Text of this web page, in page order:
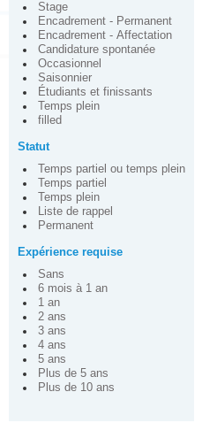
Stage
Encadrement - Permanent
Encadrement - Affectation
Candidature spontanée
Occasionnel
Saisonnier
Étudiants et finissants
Temps plein
filled
Statut
Temps partiel ou temps plein
Temps partiel
Temps plein
Liste de rappel
Permanent
Expérience requise
Sans
6 mois à 1 an
1 an
2 ans
3 ans
4 ans
5 ans
Plus de 5 ans
Plus de 10 ans